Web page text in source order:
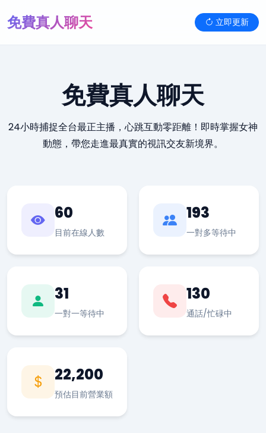
免費真人聊天 立即更新
免費真人聊天
24小時捕捉全台最正主播，心跳互動零距離！即時掌握女神
動態，帶您走進最真實的視訊交友新境界。
60
目前在線人數
193
一對多等待中
31
一對一等待中
130
通話/忙碌中
22,200
預估目前營業額